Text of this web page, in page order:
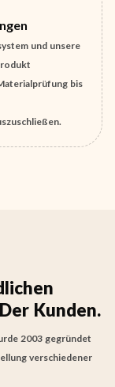
und unsere
bis
Der Kunden.
2003 gegründet
verschiedener